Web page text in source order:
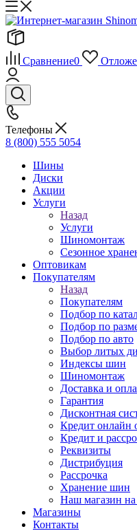
Сравнение0
Телефоны
8 (800) 555 5054
Шины
Диски
Акции
Услуги
Назад
Услуги
Шиномонтаж
Сезонное
Оптовикам
Покупателям
Назад
Покупателям
Подбор по
Подбор по
Подбор по авто
Выбор литых
Индексы шин
Шиномонтаж
Доставка и
Гарантия
Дисконтная
Кредит онлайн
Кредит и
Реквизиты
Дистрибуция
Рассрочка
Хранение шин
Наш магазин
Магазины
Контакты